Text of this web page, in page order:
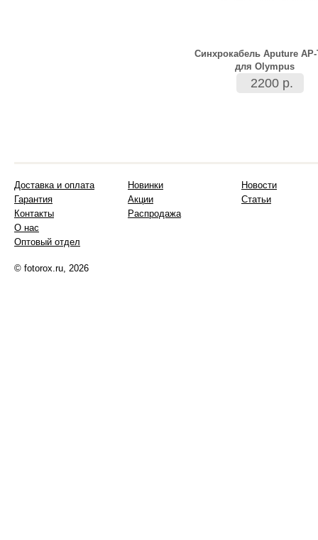
Синхрокабель Aputure AP-
для Olympus
2200 р.
Доставка и оплата
Гарантия
Контакты
О нас
Оптовый отдел
Новинки
Акции
Распродажа
Новости
Статьи
© fotorox.ru, 2026